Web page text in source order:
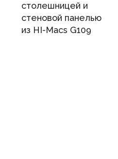
столешницей и
стеновой панелью
из HI-Macs G109